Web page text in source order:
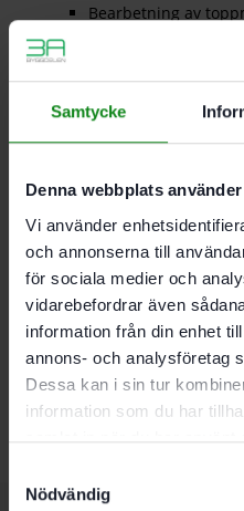
Samtycke
Denna webbplats
Vi använder
och annonserna till
för sociala medier och
vidarebefordrar även
information från din enhet
annons- och analysföretag
Dessa kan i sin tur
information som du har
Nödvändig
Bearbetning av
Rekommenderas
Bearbetning av
Bearbetning av
spackel. filler
För RO 125. ES 125.
Korn P80; Förpackning 10
Det finns inga recensioner
Bli först med att recensera
D125/8 P80 GR/10 Granat”
Du måste varainloggadför